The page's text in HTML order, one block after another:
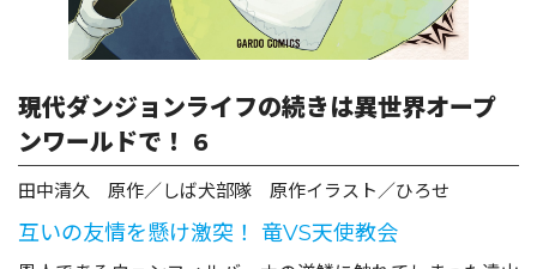
コミッククリエ
現代ダンジョンライフの続きは異世界オープ
ンワールドで！ 6
田中清久 原作／しば犬部隊 原作イラスト／ひろせ
互いの友情を懸け激突！ 竜VS天使教会